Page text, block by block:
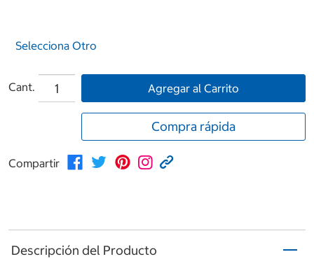
Selecciona Otro
Cant. Agregar al Carrito
Compra rápida
Compartir
Descripción del Producto